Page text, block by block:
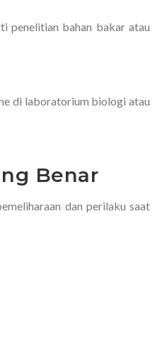
penelitian bahan bakar atau
di laboratorium biologi atau
Benar
dan perilaku saat